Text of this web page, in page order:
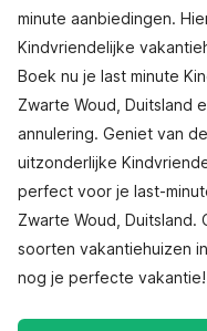
minute aanbiedingen.
Kindvriendelijke
Boek nu je last minute
Zwarte Woud, Duitsland
annulering. Geniet van
uitzonderlijke
perfect voor je last-
Zwarte Woud,
soorten vakantiehuizen
nog je perfecte vakantie!